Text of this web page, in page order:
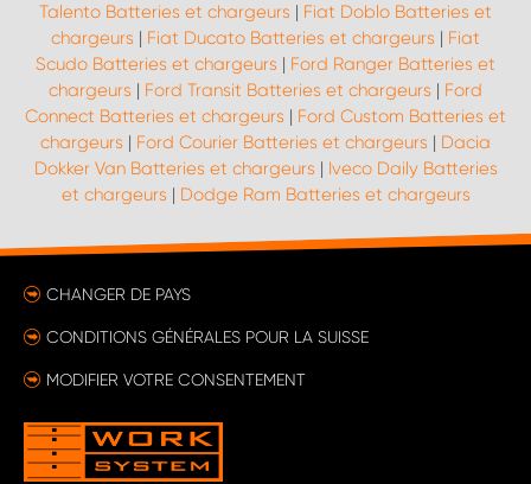
Talento Batteries et chargeurs | Fiat Doblo Batteries et
chargeurs | Fiat Ducato Batteries et chargeurs | Fiat
Scudo Batteries et chargeurs | Ford Ranger Batteries et
chargeurs | Ford Transit Batteries et chargeurs | Ford
Connect Batteries et chargeurs | Ford Custom Batteries et
chargeurs | Ford Courier Batteries et chargeurs | Dacia
Dokker Van Batteries et chargeurs | Iveco Daily Batteries
et chargeurs | Dodge Ram Batteries et chargeurs
CHANGER DE PAYS
CONDITIONS GÉNÉRALES POUR LA SUISSE
MODIFIER VOTRE CONSENTEMENT